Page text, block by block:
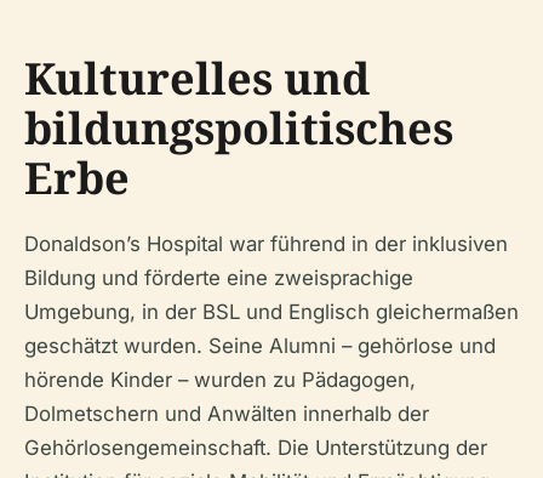
Kulturelles und
bildungspolitisches
Erbe
Donaldson’s Hospital war führend in der inklusiven
Bildung und förderte eine zweisprachige
Umgebung, in der BSL und Englisch gleichermaßen
geschätzt wurden. Seine Alumni – gehörlose und
hörende Kinder – wurden zu Pädagogen,
Dolmetschern und Anwälten innerhalb der
Gehörlosengemeinschaft. Die Unterstützung der